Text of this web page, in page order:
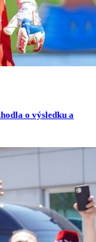
o výsledku a